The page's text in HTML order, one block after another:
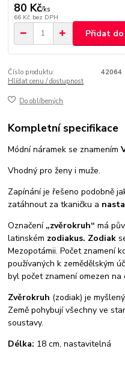
80 Kč/ks
66 Kč bez DPH
Přidat
Číslo produktu:
42064
Hlídat cenu / dostupnost
Do oblíbených
Kompletní specifikace
Módní náramek se znamením
Vhodný pro ženy i muže.
Zapínání je řešeno podobně
zatáhnout za tkaničku a
Označení „zvěrokruh“má
latinském zodiakus. Zodiak
Mezopotámii. Počet znamení
používaných k zemědělským
byl počet znamení omezen na
Zvěrokruh (zodiak) je
Země pohybují všechny ve
soustavy.
Délka: 18 cm, nastavitelná